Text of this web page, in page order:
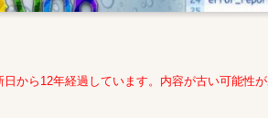
日から12年経過しています。内容が古い可能性が